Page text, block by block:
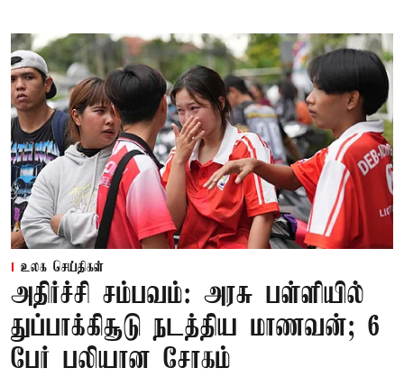
உலக செய்திகள்
அதிர்ச்சி சம்பவம்: அரசு பள்ளியில்
துப்பாக்கிசூடு நடத்திய மாணவன்; 6
பேர் பலியான சோகம்